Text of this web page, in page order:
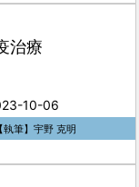
治療
10-06
【執筆】宇野 克明